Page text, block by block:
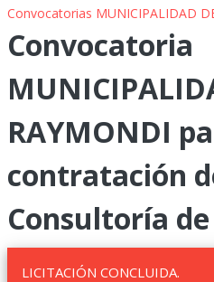
Convocatorias MUNICIPALIDAD
Convocatoria
RAYMONDI
contratación
Consultoría
LICITACIÓN CONCLUIDA.